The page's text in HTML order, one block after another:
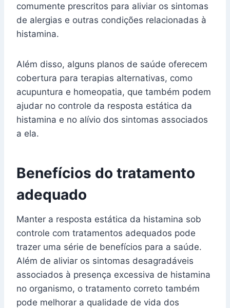
comumente prescritos para aliviar os sintomas
de alergias e outras condições relacionadas à
histamina.
Além disso, alguns planos de saúde oferecem
cobertura para terapias alternativas, como
acupuntura e homeopatia, que também podem
ajudar no controle da resposta estática da
histamina e no alívio dos sintomas associados
a ela.
Benefícios do tratamento
adequado
Manter a resposta estática da histamina sob
controle com tratamentos adequados pode
trazer uma série de benefícios para a saúde.
Além de aliviar os sintomas desagradáveis
associados à presença excessiva de histamina
no organismo, o tratamento correto também
pode melhorar a qualidade de vida dos